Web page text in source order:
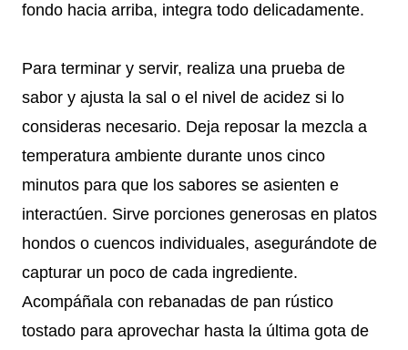
fondo hacia arriba, integra todo delicadamente.
Para terminar y servir, realiza una prueba de
sabor y ajusta la sal o el nivel de acidez si lo
consideras necesario. Deja reposar la mezcla a
temperatura ambiente durante unos cinco
minutos para que los sabores se asienten e
interactúen. Sirve porciones generosas en platos
hondos o cuencos individuales, asegurándote de
capturar un poco de cada ingrediente.
Acompáñala con rebanadas de pan rústico
tostado para aprovechar hasta la última gota de